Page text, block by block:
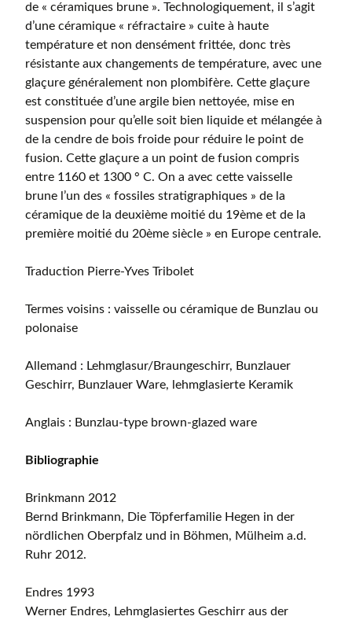
de « céramiques brune ». Technologiquement, il s’agit
d’une céramique « réfractaire » cuite à haute
température et non densément frittée, donc très
résistante aux changements de température, avec une
glaçure généralement non plombifère. Cette glaçure
est constituée d’une argile bien nettoyée, mise en
suspension pour qu’elle soit bien liquide et mélangée à
de la cendre de bois froide pour réduire le point de
fusion. Cette glaçure a un point de fusion compris
entre 1160 et 1300 ° C. On a avec cette vaisselle
brune l’un des « fossiles stratigraphiques » de la
céramique de la deuxième moitié du 19ème et de la
première moitié du 20ème siècle » en Europe centrale.
Traduction Pierre-Yves Tribolet
Termes voisins : vaisselle ou céramique de Bunzlau ou
polonaise
Allemand : Lehmglasur/Braungeschirr, Bunzlauer
Geschirr, Bunzlauer Ware, lehmglasierte Keramik
Anglais : Bunzlau-type brown-glazed ware
Bibliographie
Brinkmann 2012
Bernd Brinkmann, Die Töpferfamilie Hegen in der
nördlichen Oberpfalz und in Böhmen, Mülheim a.d.
Ruhr 2012.
Endres 1993
Werner Endres, Lehmglasiertes Geschirr aus der